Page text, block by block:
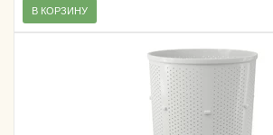
В КОРЗИНУ